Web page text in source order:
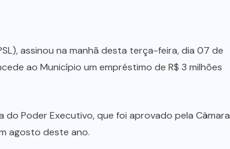
assinou na manhã desta terça-feira, dia 07 de
ao Município um empréstimo de R$ 3 milhões
Poder Executivo, que foi aprovado pela Câmara
agosto deste ano.